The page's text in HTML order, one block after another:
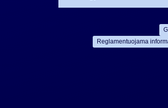
„REFI Sun“ per viešą
Reglamentuojama